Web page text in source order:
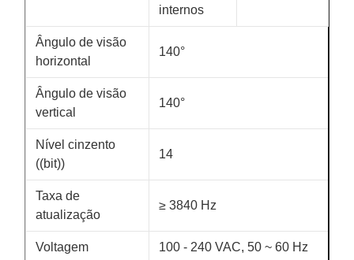
internos
Ângulo de visão
horizontal
140°
Ângulo de visão
vertical
140°
Nível cinzento
((bit))
14
Taxa de
atualização
≥ 3840 Hz
Voltagem 100 - 240 VAC, 50 ~ 60 Hz